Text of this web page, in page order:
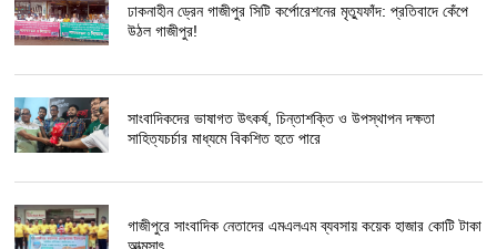
ঢাকনাহীন ড্রেন গাজীপুর সিটি কর্পোরেশনের মৃত্যুফাঁদ: প্রতিবাদে কেঁপে
উঠল গাজীপুর!
সাংবাদিকদের ভাষাগত উৎকর্ষ, চিন্তাশক্তি ও উপস্থাপন দক্ষতা
সাহিত্যচর্চার মাধ্যমে বিকশিত হতে পারে
গাজীপুরে সাংবাদিক নেতাদের এমএলএম ব্যবসায় কয়েক হাজার কোটি টাকা